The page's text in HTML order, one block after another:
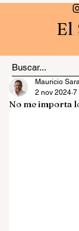
El
No me importa
Mauricio
2 nov 2024 7